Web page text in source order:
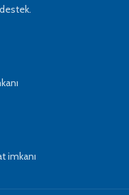
imkanı